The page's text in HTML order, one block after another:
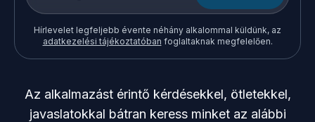
Hírlevelet legfeljebb évente néhány alkalommal küldünk, az
adatkezelési tájékoztatóban foglaltaknak megfelelően.
Az alkalmazást érintő kérdésekkel, ötletekkel,
javaslatokkal bátran keress minket az alábbi